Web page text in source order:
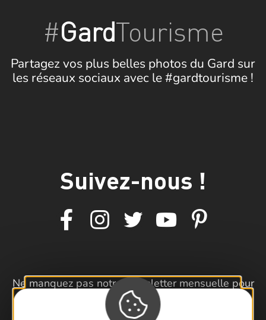
#GardTourisme
Partagez vos plus belles photos du Gard sur
les réseaux sociaux avec le #gardtourisme !
Suivez-nous !
Ne manquez pas notre newsletter mensuelle pour
bénéficier d’informations exclusives et profiter
pleinement de votre séjour dans le Gard.